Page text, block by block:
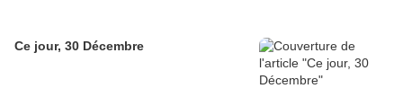
Ce jour, 30 Décembre